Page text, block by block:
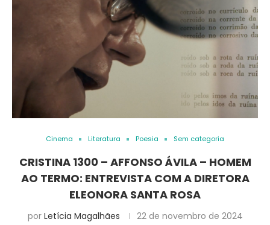
Cinema Literatura Poesia Sem categoria
CRISTINA 1300 – AFFONSO ÁVILA – HOMEM
AO TERMO: ENTREVISTA COM A DIRETORA
ELEONORA SANTA ROSA
por Letícia Magalhães 22 de novembro de 2024